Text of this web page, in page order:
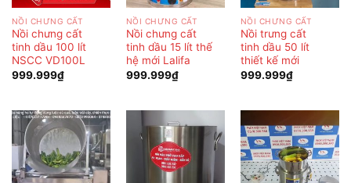
NỒI CHƯNG CẤT
Nồi chưng cất
tinh dầu 100 lít
NSCC VD100L
999.999₫
NỒI CHƯNG CẤT
Nồi chưng cất
tinh dầu 15 lít thế
hệ mới Lalifa
999.999₫
NỒI CHƯNG CẤT
Nồi trưng cất
tinh dầu 50 lít
thiết kế mới
999.999₫